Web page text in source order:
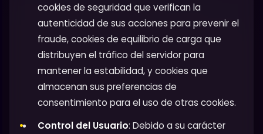
cookies de seguridad que verifican la
autenticidad de sus acciones para prevenir el
fraude, cookies de equilibrio de carga que
distribuyen el tráfico del servidor para
mantener la estabilidad, y cookies que
almacenan sus preferencias de
consentimiento para el uso de otras cookies.
Control del Usuario: Debido a su carácter